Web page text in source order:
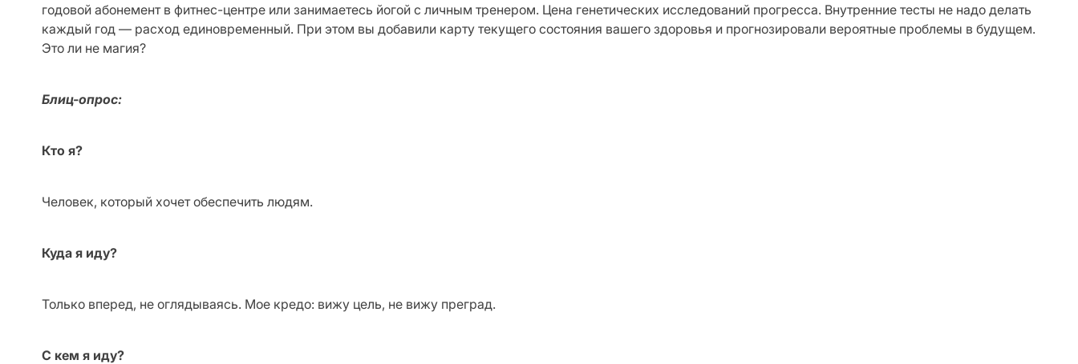
годовой абонемент в фитнес-центре или занимаетесь йогой с личным тренером. Цена генетических исследований прогресса. Внутренние тесты не надо делать
каждый год — расход единовременный. При этом вы добавили карту текущего состояния вашего здоровья и прогнозировали вероятные проблемы в будущем.
Это ли не магия?
Блиц-опрос:
Кто я?
Человек, который хочет обеспечить людям.
Куда я иду?
Только вперед, не оглядываясь. Мое кредо: вижу цель, не вижу преград.
С кем я иду?